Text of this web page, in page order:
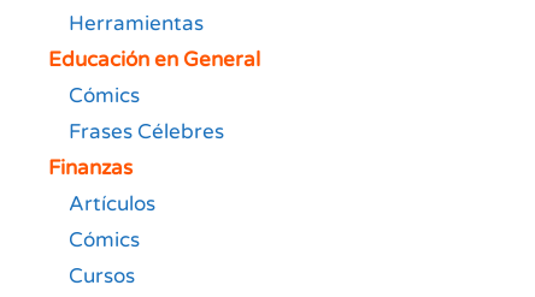
Herramientas
Educación en General
Cómics
Frases Célebres
Finanzas
Artículos
Cómics
Cursos